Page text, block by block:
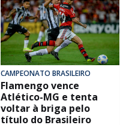
CAMPEONATO BRASILEIRO
Flamengo vence
Atlético-MG e tenta
voltar à briga pelo
título do Brasileiro